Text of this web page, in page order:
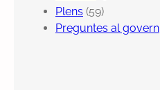
Plens (59)
Preguntes al govern